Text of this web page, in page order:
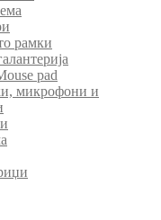
рамки
pad
микрофони и